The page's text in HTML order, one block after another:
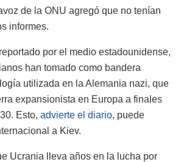
de la ONU agregó que no tenían
informes.
por el medio estadounidense,
han tomado como bandera
utilizada en la Alemania nazi, que
expansionista en Europa a finales
Esto, advierte el diario, puede
a Kiev.
Ucrania lleva años en la lucha por